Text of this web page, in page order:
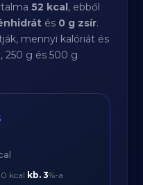
52 kcal, ebből
és 0 g zsír.
mennyi kalóriát és
250 g és 500 g
kcal kb. 3%-a